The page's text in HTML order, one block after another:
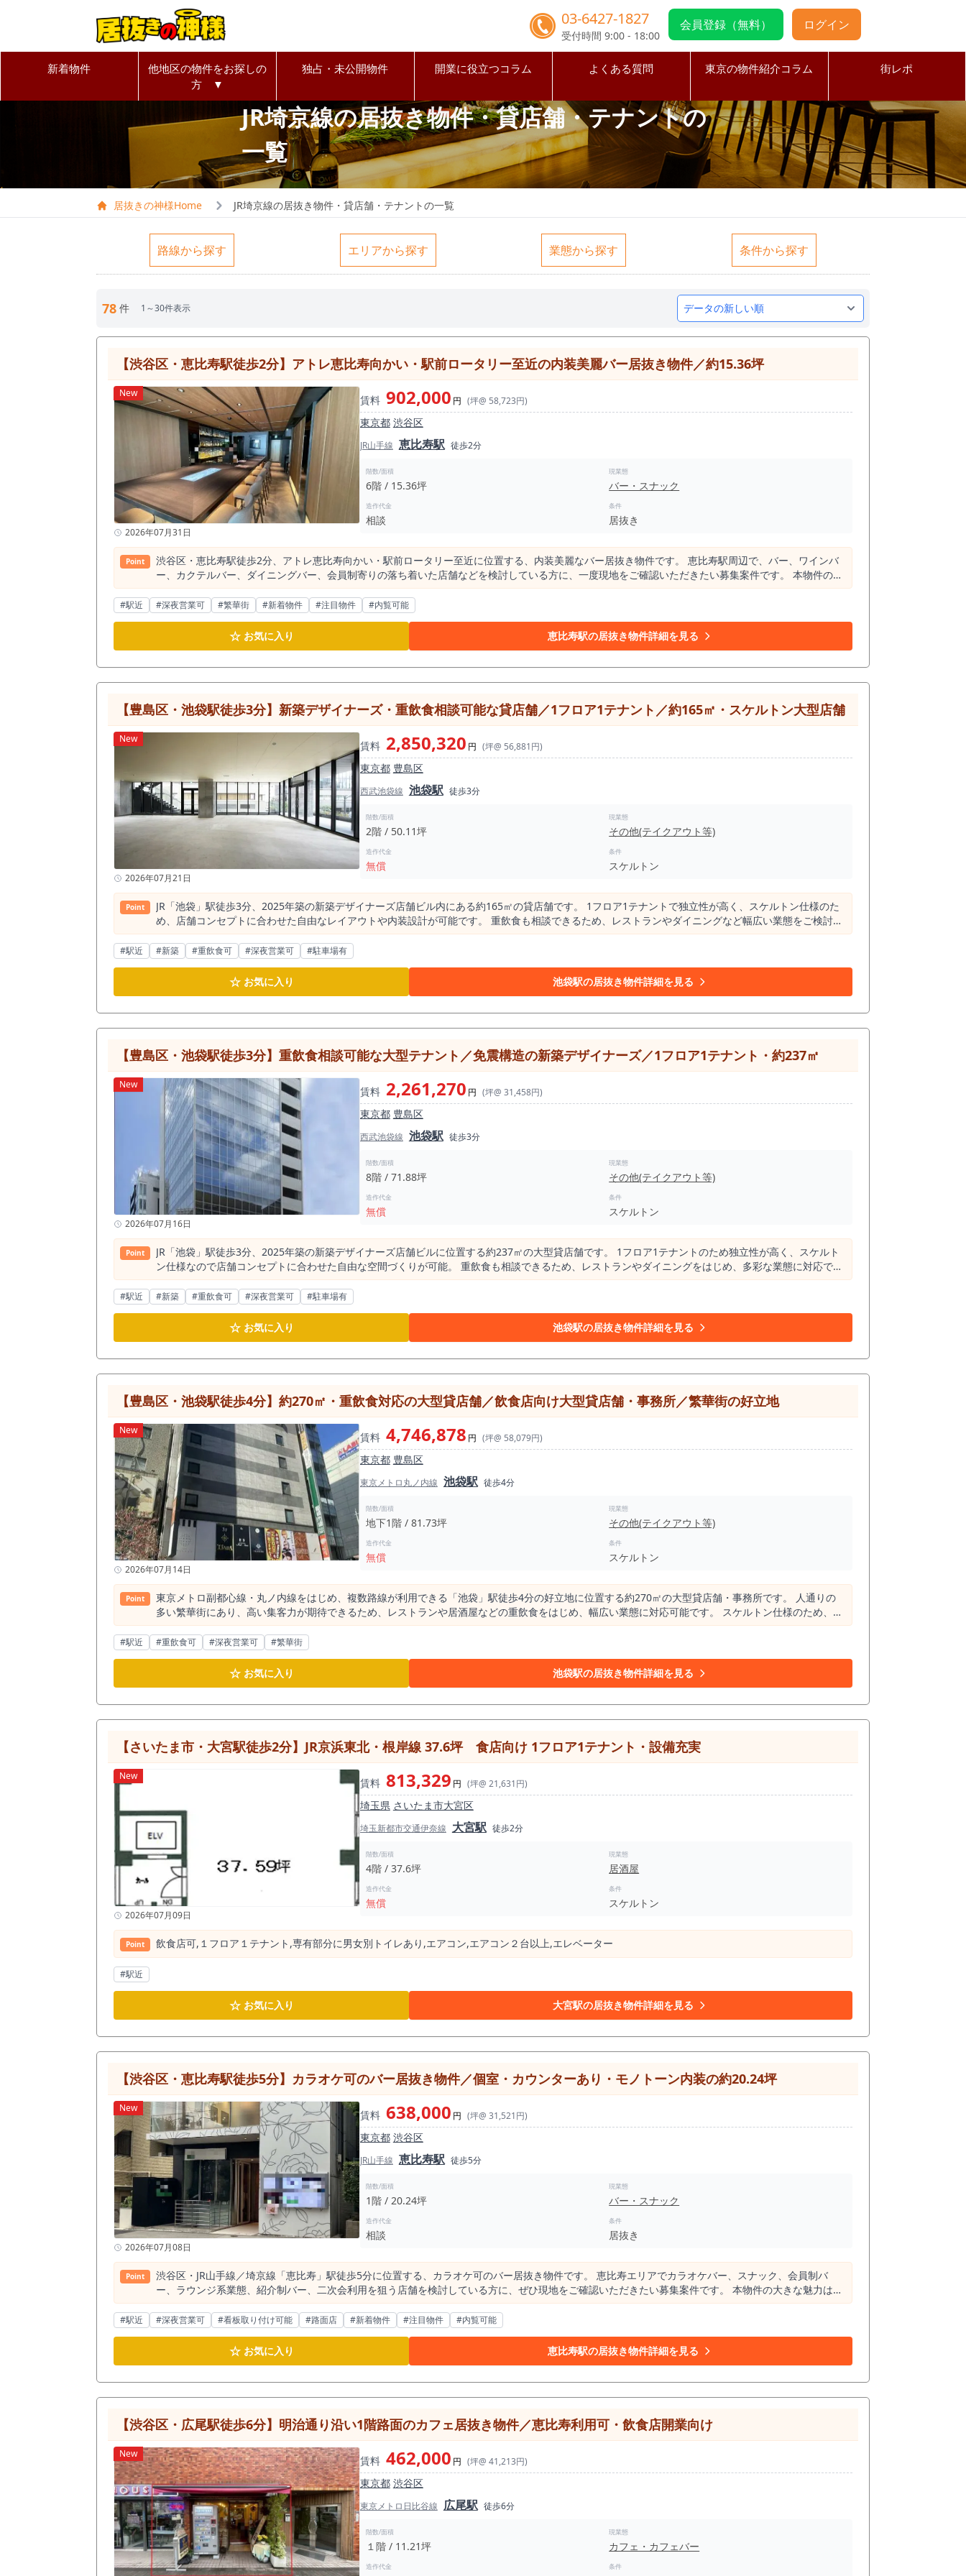
03-6427-1827
受付時間 9:00 - 18:00
会員登録（無料） ログイン
新着物件
他地区の物件をお探しの
方 ▼
独占・未公開物件 開業に役立つコラム よくある質問 東京の物件紹介コラム 街レポ
JR埼京線の居抜き物件・貸店舗・テナントの
一覧
居抜きの神様Home JR埼京線の居抜き物件・貸店舗・テナントの一覧
路線から探す エリアから探す 業態から探す 条件から探す
78 件 1～30件表示
【渋谷区・恵比寿駅徒歩2分】アトレ恵比寿向かい・駅前ロータリー至近の内装美麗バー居抜き物件／約15.36坪
New
2026年07月31日
賃料 902,000 円 (坪@ 58,723円)
東京都 渋谷区
JR山手線 恵比寿駅 徒歩2分
階数/面積
6階 / 15.36坪
現業態
バー・スナック
造作代金
相談
条件
居抜き
Point
渋谷区・恵比寿駅徒歩2分、アトレ恵比寿向かい・駅前ロータリー至近に位置する、内装美麗なバー居抜き物件です。 恵比寿駅周辺で、バー、ワインバ
ー、カクテルバー、ダイニングバー、会員制寄りの落ち着いた店舗などを検討している方に、一度現地をご確認いただきたい募集案件です。 本物件の大
きな魅力は、恵比寿駅徒歩2分という駅前立地です。 恵比寿は、山手線、埼京線、湘南新宿ライン、東京メトロ日比谷線が利用できる都内有数の飲食集
積エリアであり、平日夜のビジネス利用、仕事帰りの飲食、デート、会食、二軒目需要など、幅広い飲食シーンが生まれる街です。 その中でも、アトレ
恵比寿向かい・駅前ロータリー至近という立地は、恵比寿で出店を考える方にとって非常に注目度の高いポジションです。 恵比寿駅の利用者数は、JR東
日本の1日平均乗車人員が約12.6万人、東京メトロ日比谷線の1日平均乗降人員が約10.8万人規模です。 駅周辺には飲食店、オフィス、商業施設、ホテ
ル、マンションが集まり、昼夜を問わず人の動きがあります。 特に夜の時間帯は、食事後の二軒目、待ち合わせ後の軽い一杯、落ち着いて飲める店を探
る物件です。 現況はバー居抜きです。 内装は落ち着いた雰囲気があり、既存造作を活用できる場合、スケルトンからバーを作る場合と比較して、開業
準備期間や工事範囲を抑えられる可能性があります。 バー業態では、カウンターの見え方、照明、席間、ボトル棚、音響、空調、入口からの雰囲気づく
りが非常に重要です。 本物件は写真上でもバーとしての世界観を作りやすい内装に見えるため、内見時には現況を細かく確認したい物件です。 面積は
約15.36坪です。 広すぎず、小さすぎず、バー業態としてはカウンター席とテーブル席を組み合わせた営業を検討しやすいサイズ感です。 ワインバー、
カクテルバー、ウイスキーバー、シーシャを伴わない落ち着いたバー、軽食を出すダイニングバーなど、客単価を意識した業態設計と相性があります。
恵比寿という街の特性を考えると、単に席数を増やすのではなく、空間価値、滞在時間、接客、リピート利用を意識した店舗づくりが重要です。 出店イ
メージとしては、仕事帰りに立ち寄れる大人向けバー、デート利用を狙うカクテルバー、ワインと軽食を組み合わせたワインバー、会食後の二軒目利用
を拾う落ち着いたダイニングバーなどが考えられます。恵比寿駅前という立地を活かすには、店頭の見え方、入口の入りやすさ、看板、メニューや価格
帯の伝え方、予約導線を整えることが大切です。 また、周辺には飲食店が多く集まっているため、一次会需要だけでなく、二軒目・三軒目需要を取り込
む戦略も検討できます。 近隣のレストランや居酒屋で食事をした後、「もう一杯飲みたい」「落ち着いて話したい」「駅近で帰りやすい店に入りたい」
というニーズに対して、恵比寿駅徒歩2分という距離は大きな強みになります。 一方で、恵比寿駅前エリアは競合も多いため、出店前には明確なコンセ
プト設計が必要です。 単なるバーではなく、ワインに強い、カクテルに強い、ノンアルコールや軽食も充実、落ち着いた接客、予約利用に強いなど、何
で選ばれるかを整理した上で出店を検討したい物件です。 立地価値が高い分、店づくり・メニュー・価格帯・集客導線を合わせて設計することで、より
現実的な事業計画を組みやすくなります。 特記事項として、業態業種制限があります。 風営法の許可を必要とするキャバクラ、ガールズバー、雀荘、
ポーカーバー等は不可となります。 また、焼肉、焼き鳥、中華、ラーメン等の重飲食系、蕎麦なども制限があります。 営業時間の制限はありません
が、営業内容、音、臭気、近隣環境、設備条件については事前確認が必要です。 看板使用料として月額10,000円税別が必要です。 家賃保証会社加入、
指定火災保険加入が必要となり、看板工事は指定業者を利用していただく場合があります。 また、別途企画料および不動産手数料が必要です。 既存造
作、厨房設備、排気、給排水、電気容量、ガス容量、空調、音響設備等の状態および使用可否は、内見時に必ずご確認ください。 恵比寿駅徒歩2分、ア
トレ恵比寿向かい、駅前ロータリー至近、約15.36坪の内装美麗バー居抜き物件。 恵比寿でバー・ワインバー・カクテルバー・ダイニングバーを検討し
ている方にとって、立地、内装、導線、客層を現地で確認する価値のある物件です。 恵比寿で本気のバー出店を考えている方は、ぜひ一度ご内見くださ
#駅近 #深夜営業可 #繁華街 #新着物件 #注目物件 #内覧可能
☆ お気に入り 恵比寿駅の居抜き物件詳細を見る
【豊島区・池袋駅徒歩3分】新築デザイナーズ・重飲食相談可能な貸店舗／1フロア1テナント／約165㎡・スケルトン大型店舗
New
2026年07月21日
賃料 2,850,320 円 (坪@ 56,881円)
東京都 豊島区
西武池袋線 池袋駅 徒歩3分
階数/面積
2階 / 50.11坪
現業態
その他(テイクアウト等)
造作代金
無償
条件
スケルトン
Point
JR「池袋」駅徒歩3分、2025年築の新築デザイナーズ店舗ビル内にある約165㎡の貸店舗です。 1フロア1テナントで独立性が高く、スケルトン仕様のた
め、店舗コンセプトに合わせた自由なレイアウトや内装設計が可能です。 重飲食も相談できるため、レストランやダイニングなど幅広い業態をご検討い
ただけます。 南池袋公園徒歩1分の人通りが多い立地に加え、ビルのライトアップやカーテンウォールによる高い視認性も魅力。 直通階段を備え、店舗
へのアクセスも良好です。 免震構造・新耐震基準に加え、24時間セキュリティや防犯カメラなど設備も充実。 礼金・敷金・保証金なしで初期費用を抑
えながら、池袋エリアで存在感のある店舗づくりを実現できるおすすめ物件です。
#駅近 #新築 #重飲食可 #深夜営業可 #駐車場有
☆ お気に入り 池袋駅の居抜き物件詳細を見る
【豊島区・池袋駅徒歩3分】重飲食相談可能な大型テナント／免震構造の新築デザイナーズ／1フロア1テナント・約237㎡
New
2026年07月16日
賃料 2,261,270 円 (坪@ 31,458円)
東京都 豊島区
西武池袋線 池袋駅 徒歩3分
階数/面積
8階 / 71.88坪
現業態
その他(テイクアウト等)
造作代金
無償
条件
スケルトン
Point
JR「池袋」駅徒歩3分、2025年築の新築デザイナーズ店舗ビルに位置する約237㎡の大型貸店舗です。 1フロア1テナントのため独立性が高く、スケルト
ン仕様なので店舗コンセプトに合わせた自由な空間づくりが可能。 重飲食も相談できるため、レストランやダイニングをはじめ、多彩な業態に対応でき
ます。 免震構造・新耐震基準に加え、防犯カメラや24時間セキュリティ、AEDを備えた安心の設備環境も魅力。 ビルのライトアップやカーテンウォー
ルによる高い視認性に加え、南池袋公園徒歩1分という人通りの多いロケーションで集客も期待できます。 礼金・敷金・保証金なしで初期費用を抑えら
れ、新規出店や店舗移転をお考えの方におすすめの物件です。
#駅近 #新築 #重飲食可 #深夜営業可 #駐車場有
☆ お気に入り 池袋駅の居抜き物件詳細を見る
【豊島区・池袋駅徒歩4分】約270㎡・重飲食対応の大型貸店舗／飲食店向け大型貸店舗・事務所／繁華街の好立地
New
2026年07月14日
賃料 4,746,878 円 (坪@ 58,079円)
東京都 豊島区
東京メトロ丸ノ内線 池袋駅 徒歩4分
階数/面積
地下1階 / 81.73坪
現業態
その他(テイクアウト等)
造作代金
無償
条件
スケルトン
Point
東京メトロ副都心線・丸ノ内線をはじめ、複数路線が利用できる「池袋」駅徒歩4分の好立地に位置する約270㎡の大型貸店舗・事務所です。 人通りの
多い繁華街にあり、高い集客力が期待できるため、レストランや居酒屋などの重飲食をはじめ、幅広い業態に対応可能です。 スケルトン仕様のため、店
舗コンセプトに合わせて自由に内装を設計でき、理想の空間づくりを実現できます。 24時間利用可能で土日・祝日の営業にも対応し、営業スタイルの自
由度も高い物件です。 個別空調や光ファイバー、エレベーター2基以上など設備も充実。 池袋エリアで大型店舗をお探しの方や、新規出店・店舗移転を
ご検討の方におすすめの物件です。
#駅近 #重飲食可 #深夜営業可 #繁華街
☆ お気に入り 池袋駅の居抜き物件詳細を見る
【さいたま市・大宮駅徒歩2分】JR京浜東北・根岸線 37.6坪 食店向け 1フロア1テナント・設備充実
New
2026年07月09日
賃料 813,329 円 (坪@ 21,631円)
埼玉県 さいたま市大宮区
埼玉新都市交通伊奈線 大宮駅 徒歩2分
階数/面積
4階 / 37.6坪
現業態
居酒屋
造作代金
無償
条件
スケルトン
Point 飲⾷店可,１フロア１テナント,専有部分に男⼥別トイレあり,エアコン,エアコン２台以上,エレベーター
#駅近
☆ お気に入り 大宮駅の居抜き物件詳細を見る
【渋谷区・恵比寿駅徒歩5分】カラオケ可のバー居抜き物件／個室・カウンターあり・モノトーン内装の約20.24坪
New
2026年07月08日
賃料 638,000 円 (坪@ 31,521円)
東京都 渋谷区
JR山手線 恵比寿駅 徒歩5分
階数/面積
1階 / 20.24坪
現業態
バー・スナック
造作代金
相談
条件
居抜き
Point
渋谷区・JR山手線／埼京線「恵比寿」駅徒歩5分に位置する、カラオケ可のバー居抜き物件です。 恵比寿エリアでカラオケバー、スナック、会員制バ
ー、ラウンジ系業態、紹介制バー、二次会利用を狙う店舗を検討している方に、ぜひ現地をご確認いただきたい募集案件です。 本物件の大きな魅力は、
恵比寿駅徒歩5分の立地で、カラオケ利用を前提にしたバー業態を検討できる点です。 恵比寿は、飲食感度の高いビジネス層、経営者層、会食利用、二
軒目需要、紹介制・会員制の店舗利用と相性が良いエリアです。 一方で、恵比寿徒歩圏でカラオケができる店舗は多くないとされており、カラオケバー
開業を検討している方にとっては確認価値の高い物件です。 恵比寿のカラオケバーで勝算を作るうえでは、単に「歌える店」にするだけでは不十分で
す。 重要なのは、誰が、どのタイミングで、どのように使う店にするかです。 例えば、会食後の二軒目利用を狙うカラオケバー、常連客を積み上げる
会員制バー、経営者・士業・広告・IT系ビジネス層が使いやすい紹介制ラウンジ、女性同士でも入りやすい清潔感のあるカラオケバーなど、恵比寿の客
み直しなどを狙いやすくなります。 また、会員制・紹介制バーとしての展開も相性を確認したい物件です。 恵比寿は、単発の通行客だけでなく、知人
紹介や常連客による再来店を積み上げる業態と相性があります。 店名や看板で広く集めるよりも、「知っている人だけが使う店」「紹介された人が来る
店」「落ち着いて歌える店」として打ち出すことで、価格競争に巻き込まれにくい営業設計を検討できます。 本物件は、モノトーン調の内装が特徴のバ
ー居抜き物件です。 約20.24坪の広さがあり、個室、カウンター、テーブル席を組み合わせた営業が検討できます。 カウンターでは店主やスタッフとの
会話を楽しむ常連利用、テーブル席ではグループ利用、個室ではカラオケや会食後の二次会利用など、複数の利用シーンを想定できる点が魅力です。 単
なる小箱バーではなく、客層や利用目的に応じた席の使い分けを考えやすい物件です。 カラオケバーにおいては、内装の雰囲気と音の出し方、席配置、
スタッフ動線が売上に直結します。 本物件は既存のバー内装を活用できる場合、スケルトンから店舗を作る場合と比較して、開業準備期間や工事範囲を
抑えられる可能性があります。 カラオケ機器の設置位置、モニターの見え方、音響、照明、個室の使い方、カウンター越しの接客導線などは、内見時に
必ず確認したいポイントです。 特に恵比寿でカラオケバーを出す場合は、安さや派手さだけで集客するよりも、「誰を連れて行っても恥ずかしくない
店」「落ち着いて歌える店」「二軒目で使いやすい店」として設計する方が相性を確認しやすいと考えられます。モノトーン内装を活かし、落ち着いた
大人向けのカラオケバー、スナック、ラウンジ、会員制バーとして見せることで、恵比寿らしい客層に訴求しやすくなります。 営業時間の制限がない点
#駅近 #深夜営業可 #看板取り付け可能 #路面店 #新着物件 #注目物件 #内覧可能
☆ お気に入り 恵比寿駅の居抜き物件詳細を見る
【渋谷区・広尾駅徒歩6分】明治通り沿い1階路面のカフェ居抜き物件／恵比寿利用可・飲食店開業向け
New
賃料 462,000 円 (坪@ 41,213円)
東京都 渋谷区
東京メトロ日比谷線 広尾駅 徒歩6分
階数/面積
１階 / 11.21坪
現業態
カフェ・カフェバー
造作代金 条件